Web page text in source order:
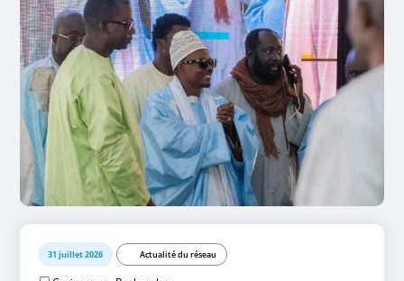
31 juillet 2026 Actualité du réseau